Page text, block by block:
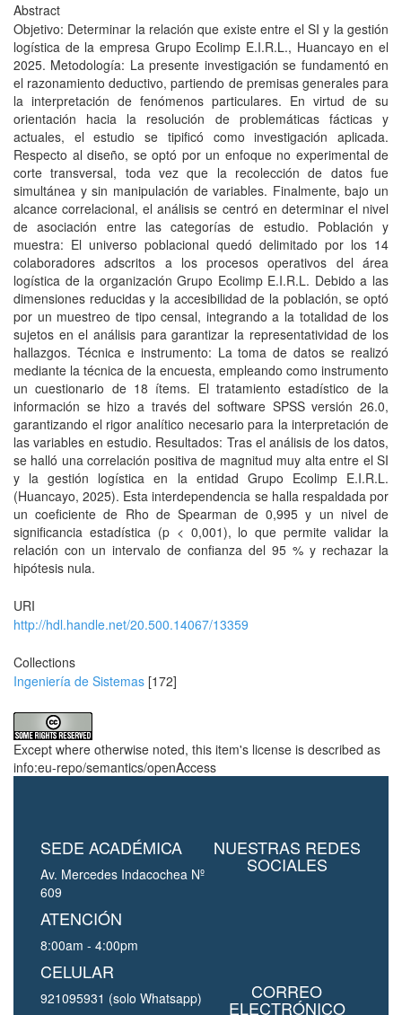
Abstract
Objetivo: Determinar la relación que existe entre el SI y la gestión
logística de la empresa Grupo Ecolimp E.I.R.L., Huancayo en el
2025. Metodología: La presente investigación se fundamentó en
el razonamiento deductivo, partiendo de premisas generales para
la interpretación de fenómenos particulares. En virtud de su
orientación hacia la resolución de problemáticas fácticas y
actuales, el estudio se tipificó como investigación aplicada.
Respecto al diseño, se optó por un enfoque no experimental de
corte transversal, toda vez que la recolección de datos fue
simultánea y sin manipulación de variables. Finalmente, bajo un
alcance correlacional, el análisis se centró en determinar el nivel
de asociación entre las categorías de estudio. Población y
muestra: El universo poblacional quedó delimitado por los 14
colaboradores adscritos a los procesos operativos del área
logística de la organización Grupo Ecolimp E.I.R.L. Debido a las
dimensiones reducidas y la accesibilidad de la población, se optó
por un muestreo de tipo censal, integrando a la totalidad de los
sujetos en el análisis para garantizar la representatividad de los
hallazgos. Técnica e instrumento: La toma de datos se realizó
mediante la técnica de la encuesta, empleando como instrumento
un cuestionario de 18 ítems. El tratamiento estadístico de la
información se hizo a través del software SPSS versión 26.0,
garantizando el rigor analítico necesario para la interpretación de
las variables en estudio. Resultados: Tras el análisis de los datos,
se halló una correlación positiva de magnitud muy alta entre el SI
y la gestión logística en la entidad Grupo Ecolimp E.I.R.L.
(Huancayo, 2025). Esta interdependencia se halla respaldada por
un coeficiente de Rho de Spearman de 0,995 y un nivel de
significancia estadística (p < 0,001), lo que permite validar la
relación con un intervalo de confianza del 95 % y rechazar la
hipótesis nula.
URI
http://hdl.handle.net/20.500.14067/13359
Collections
Ingeniería de Sistemas [172]
Except where otherwise noted, this item's license is described as
info:eu-repo/semantics/openAccess
SEDE ACADÉMICA
Av. Mercedes Indacochea Nº
609
ATENCIÓN
8:00am - 4:00pm
CELULAR
921095931 (solo Whatsapp)
NUESTRAS REDES
SOCIALES
CORREO
ELECTRÓNICO